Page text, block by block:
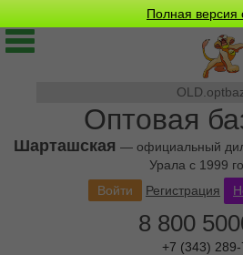
Полная версия
Оптовая
Шарташская — официальный
Урала с 1999
Войти Регистрация
8 800
+7 (343)